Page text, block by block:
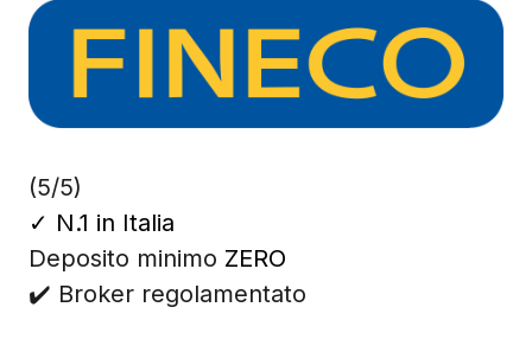
(5/5)
✓ N.1 in Italia
Deposito minimo ZERO
✔️ Broker regolamentato